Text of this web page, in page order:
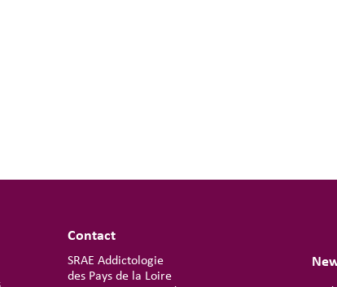
Contact
SRAE Addictologie
des Pays de la Loire